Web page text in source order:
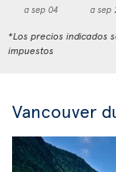
a sep 04
a sep
*Los precios indicados
impuestos
Vancouver